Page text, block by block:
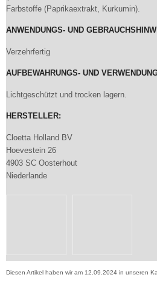
Farbstoffe (Paprikaextrakt, Kurkumin).
ANWENDUNGS- UND
Verzehrfertig
AUFBEWAHRUNGS- UND
Lichtgeschützt und trocken lagern.
HERSTELLER:
Cloetta Holland BV
Hoevestein 26
4903 SC Oosterhout
Niederlande
Diesen Artikel haben wir am 12.09.2024 in unseren